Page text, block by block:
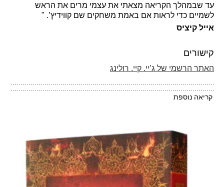
עד שבמהלך הקריאה מצאתי את עצמי מרים את הראש
לשמיים כדי לראות אם באמת משחקים שם קווידיץ’. "
אייל קיציס
קישורים
האתר הרשמי של ג’יי. קיי. רולינג
קריאה נוספת